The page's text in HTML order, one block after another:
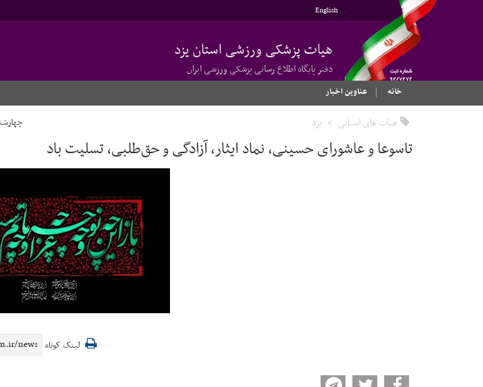
English
هیات پزشکی ورزشی استان یزد
دفتر پایگاه اطلاع رسانی پزشکی ورزشی ایران
خانه
عناوین اخبار
هیات های استانی یزد چهارشنبه ۳ تیر
تاسوعا و عاشورای حسینی، نماد ایثار، آزادگی و حق‌طلبی، تسلیت باد
لینک کوتاه